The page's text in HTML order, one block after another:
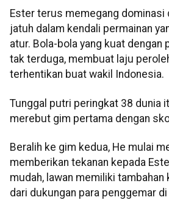
Ester terus memegang dominasi
jatuh dalam kendali permainan
atur. Bola-bola yang kuat dengan
tak terduga, membuat laju
terhentikan buat wakil Indonesia.
Tunggal putri peringkat 38 dunia
merebut gim pertama dengan
Beralih ke gim kedua, He mulai
memberikan tekanan kepada
mudah, lawan memiliki tambahan
dari dukungan para penggemar